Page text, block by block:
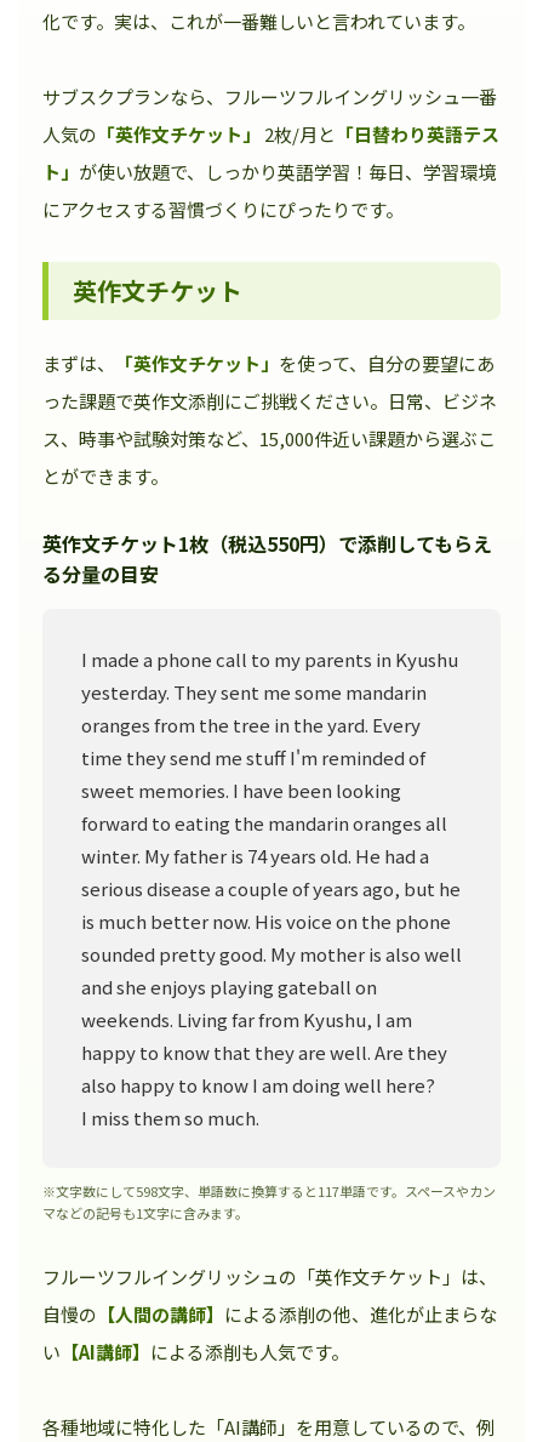
化です。実は、これが一番難しいと言われています。
サブスクプランなら、フルーツフルイングリッシュ一番
人気の 「英作文チケット」 2枚/月と 「日替わり英語テス
ト」 が使い放題で、しっかり英語学習！毎日、学習環境
にアクセスする習慣づくりにぴったりです。
英作文チケット
まずは、 「英作文チケット」 を使って、自分の要望にあ
った課題で英作文添削にご挑戦ください。日常、ビジネ
ス、時事や試験対策など、15,000件近い課題から選ぶこ
とができます。
英作文チケット1枚（税込550円）で添削してもらえ
る分量の目安
I made a phone call to my parents in Kyushu
yesterday. They sent me some mandarin
oranges from the tree in the yard. Every
time they send me stuff I'm reminded of
sweet memories. I have been looking
forward to eating the mandarin oranges all
winter. My father is 74 years old. He had a
serious disease a couple of years ago, but he
is much better now. His voice on the phone
sounded pretty good. My mother is also well
and she enjoys playing gateball on
weekends. Living far from Kyushu, I am
happy to know that they are well. Are they
also happy to know I am doing well here?
I miss them so much.
※文字数にして598文字、単語数に換算すると117単語です。スペースやカン
マなどの記号も1文字に含みます。
フルーツフルイングリッシュの「英作文チケット」は、
自慢の 【人間の講師】 による添削の他、進化が止まらな
い 【AI講師】 による添削も人気です。
各種地域に特化した「AI講師」を用意しているので、例